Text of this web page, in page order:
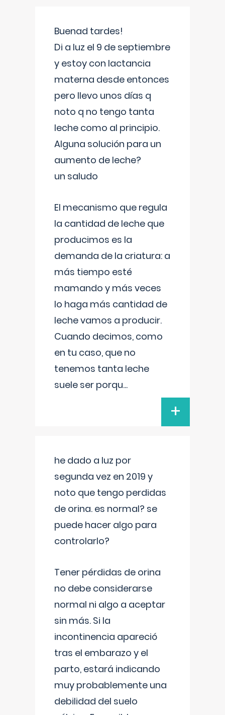
Buenad tardes!
Di a luz el 9 de septiembre
y estoy con lactancia
materna desde entonces
pero llevo unos días q
noto q no tengo tanta
leche como al principio.
Alguna solución para un
aumento de leche?
un saludo
El mecanismo que regula
la cantidad de leche que
producimos es la
demanda de la criatura: a
más tiempo esté
mamando y más veces
lo haga más cantidad de
leche vamos a producir.
Cuando decimos, como
en tu caso, que no
tenemos tanta leche
suele ser porqu...
+
he dado a luz por
segunda vez en 2019 y
noto que tengo perdidas
de orina. es normal? se
puede hacer algo para
controlarlo?
Tener pérdidas de orina
no debe considerarse
normal ni algo a aceptar
sin más. Si la
incontinencia apareció
tras el embarazo y el
parto, estará indicando
muy probablemente una
debilidad del suelo